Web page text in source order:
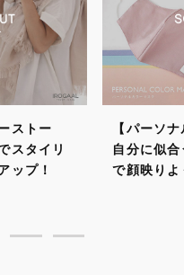
ストー
スタイリ
ップ！
【パーソ
自分に似
で顔映り